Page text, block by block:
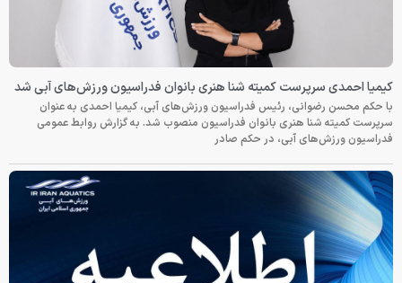
کیمیا احمدی سرپرست کمیته شنا هنری بانوان فدراسیون ورزش‌های آبی شد
با حکم محسن رضوانی، رئیس فدراسیون ورزش‌های آبی، کیمیا احمدی به عنوان
سرپرست کمیته شنا هنری بانوان فدراسیون منصوب شد. به گزارش روابط عمومی
فدراسیون ورزش‌های آبی، در حکم صادر